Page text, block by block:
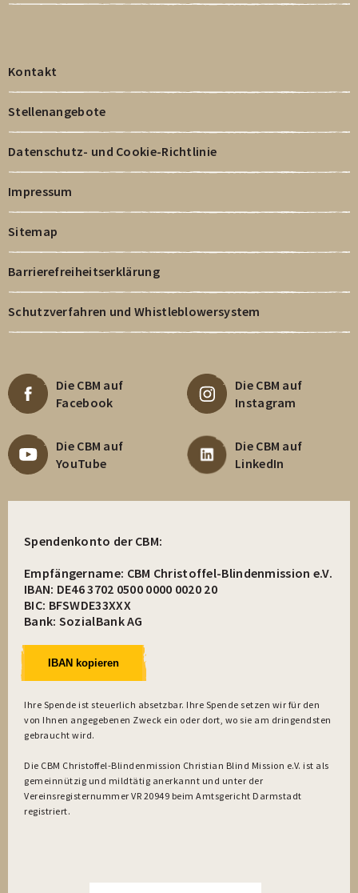
Kontakt
Stellenangebote
Datenschutz- und Cookie-Richtlinie
Impressum
Sitemap
Barrierefreiheitserklärung
Schutzverfahren und Whistleblowersystem
Die CBM auf
Facebook
Die CBM auf
Instagram
Die CBM auf
YouTube
Die CBM auf
LinkedIn
Spendenkonto der CBM:
Empfängername: CBM Christoffel-Blindenmission e.V.
IBAN: DE46 3702 0500 0000 0020 20
BIC: BFSWDE33XXX
Bank: SozialBank AG
IBAN kopieren
Ihre Spende ist steuerlich absetzbar. Ihre Spende setzen wir für den
von Ihnen angegebenen Zweck ein oder dort, wo sie am dringendsten
gebraucht wird.
Die CBM Christoffel-Blindenmission Christian Blind Mission e.V. ist als
gemeinnützig und mildtätig anerkannt und unter der
Vereinsregisternummer VR 20949 beim Amtsgericht Darmstadt
registriert.